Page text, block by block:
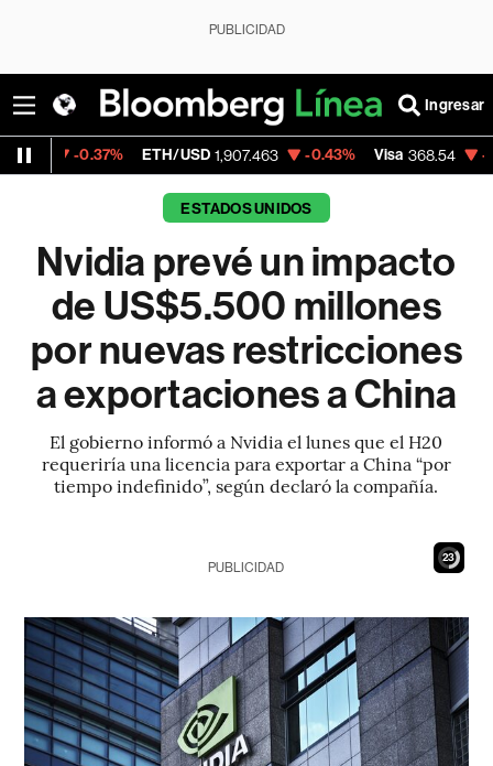
PUBLICIDAD
Ingresar
ETH/USD 1,907.463 -0.43% Visa 368.54 -0.28%
ESTADOS UNIDOS
Nvidia prevé un impacto
de US$5.500 millones
por nuevas restricciones
a exportaciones a China
El gobierno informó a Nvidia el lunes que el H20
requeriría una licencia para exportar a China “por
tiempo indefinido”, según declaró la compañía.
21
PUBLICIDAD